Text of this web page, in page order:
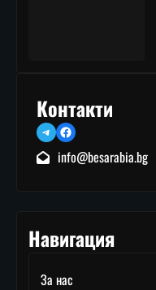
Контакти
TelegramFacebook
info@besarabia.bg
Навигация
За нас